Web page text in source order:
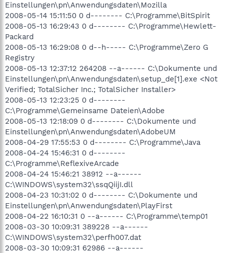
Einstellungen\pn\Anwendungsdaten\Mozilla
2008-05-14 15:11:50 0 d-------- C:\Programme\BitSpirit
2008-05-13 16:29:43 0 d-------- C:\Programme\Hewlett-
Packard
2008-05-13 16:29:08 0 d--h----- C:\Programme\Zero G
Registry
2008-05-13 12:37:12 264208 --a------ C:\Dokumente und
Einstellungen\pn\Anwendungsdaten\setup_de[1].exe <Not
Verified; TotalSicher Inc.; TotalSicher Installer>
2008-05-13 12:23:25 0 d--------
C:\Programme\Gemeinsame Dateien\Adobe
2008-05-13 12:18:09 0 d-------- C:\Dokumente und
Einstellungen\pn\Anwendungsdaten\AdobeUM
2008-04-29 17:55:53 0 d-------- C:\Programme\Java
2008-04-24 15:46:31 0 d--------
C:\Programme\ReflexiveArcade
2008-04-24 15:46:21 38912 --a------
C:\WINDOWS\system32\ssqQiijI.dll
2008-04-23 10:31:02 0 d-------- C:\Dokumente und
Einstellungen\pn\Anwendungsdaten\PlayFirst
2008-04-22 16:10:31 0 --a------ C:\Programme\temp01
2008-03-30 10:09:31 389228 --a------
C:\WINDOWS\system32\perfh007.dat
2008-03-30 10:09:31 62986 --a------